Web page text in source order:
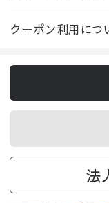
クーポン利用につ
法